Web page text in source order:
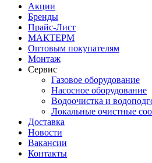
Акции
Бренды
Прайс-Лист
МАКТЕРМ
Оптовым покупателям
Монтаж
Сервис
Газовое оборудование
Насосное оборудование
Водоочистка и
Локальные очистные
Доставка
Новости
Вакансии
Контакты